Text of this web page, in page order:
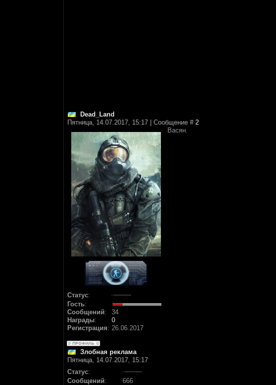
Dead_Land
Пятница, 14.07.2017, 15:17 | Сообщение # 2
Статус:
Гость:
Сообщений:
34
Награды:
0
Регистрация: 26.06.2017
Васян.
Злобная реклама
Пятница, 14.07.2017, 15:17
Статус:
Сообщений: 666